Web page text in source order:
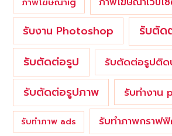
รับงาน Photoshop
รับตัด
รับตัดต่อรูป
รับตัดต่อรูปติด
รับตัดต่อรูปภาพ รับทำงาน
รับทำภาพ ads รับทำภาพกราฟ